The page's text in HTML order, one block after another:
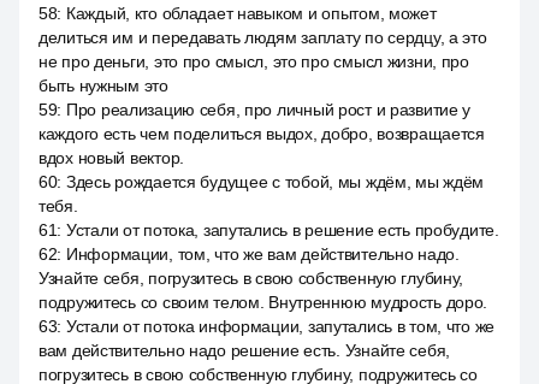
58: Каждый, кто обладает навыком и опытом, может
делиться им и передавать людям заплату по сердцу, а это
не про деньги, это про смысл, это про смысл жизни, про
быть нужным это
59: Про реализацию себя, про личный рост и развитие у
каждого есть чем поделиться выдох, добро, возвращается
вдох новый вектор.
60: Здесь рождается будущее с тобой, мы ждём, мы ждём
тебя.
61: Устали от потока, запутались в решение есть пробудите.
62: Информации, том, что же вам действительно надо.
Узнайте себя, погрузитесь в свою собственную глубину,
подружитесь со своим телом. Внутреннюю мудрость доро.
63: Устали от потока информации, запутались в том, что же
вам действительно надо решение есть. Узнайте себя,
погрузитесь в свою собственную глубину, подружитесь со